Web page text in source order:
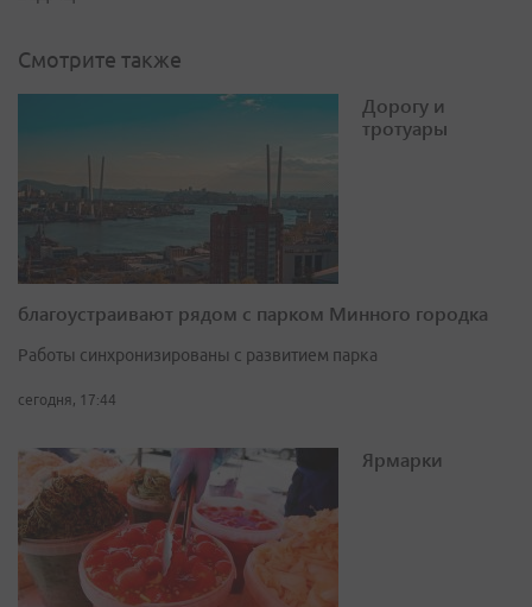
Смотрите также
Дорогу и
тротуары
благоустраивают рядом с парком Минного городка
Работы синхронизированы с развитием парка
сегодня, 17:44
Ярмарки